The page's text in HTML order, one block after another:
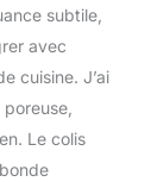
190
500
x
subtile,
avec
cuisine. J’ai
Le colis